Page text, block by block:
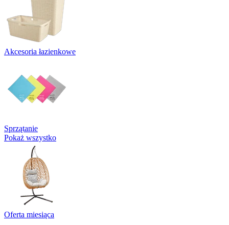
Akcesoria łazienkowe
Sprzątanie
Pokaż wszystko
Oferta miesiąca